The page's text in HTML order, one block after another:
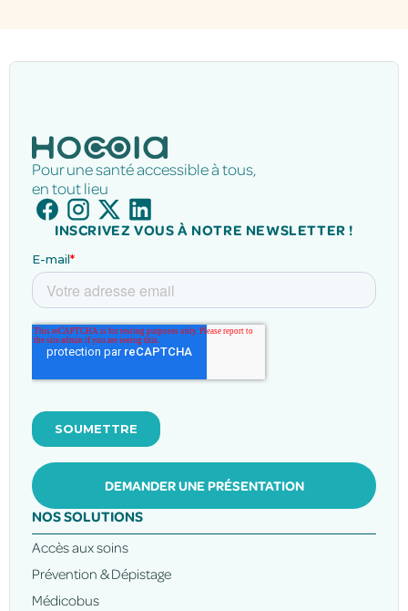
Pour une santé accessible à tous,
en tout lieu
INSCRIVEZ VOUS À NOTRE NEWSLETTER !
DEMANDER UNE PRÉSENTATION
NOS SOLUTIONS
Accès aux soins
Prévention & Dépistage
Médicobus